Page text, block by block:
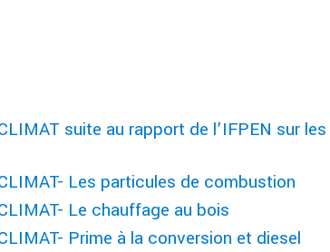
suite au rapport de l’IFPEN sur
Les particules de combustion
Le chauffage au bois
Prime à la conversion et diesel